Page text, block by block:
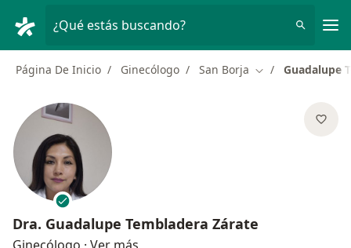
¿Qué estás buscando?
Página De Inicio Ginecólogo San Borja Cambiar de
Guadalupe
Dra. Guadalupe Tembladera Zárate